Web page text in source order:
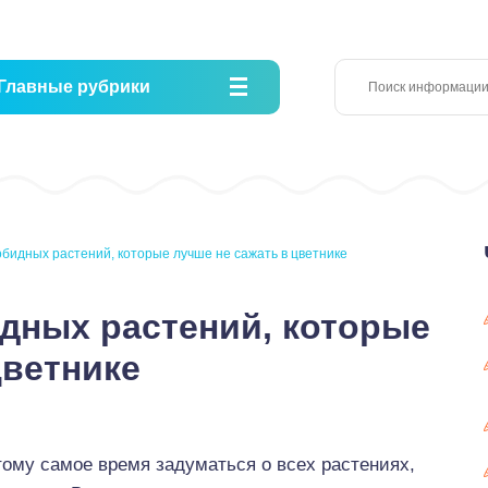
Главные рубрики
растений, которые лучше не сажать в цветнике
растений, которые
самое время задуматься о всех растениях,